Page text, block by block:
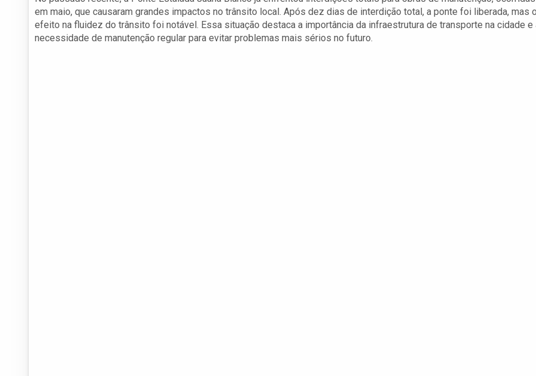
em maio, que causaram grandes impactos no trânsito local. Após dez dias de interdição total, a ponte foi liberada, mas
efeito na fluidez do trânsito foi notável. Essa situação destaca a importância da infraestrutura de transporte na cidade e
necessidade de manutenção regular para evitar problemas mais sérios no futuro.